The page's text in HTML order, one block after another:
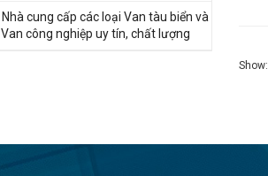
Show:
Nhà cung cấp các loại Van tàu biển và
Van công nghiệp uy tín, chất lượng